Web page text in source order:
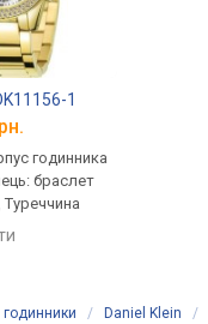
1
годинника
браслет
Туреччина
годинники / Daniel Klein /